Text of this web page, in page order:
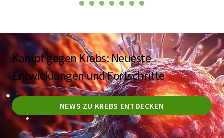
Kampf gegen Krebs: Neueste
Entwicklungen und Fortschritte
NEWS ZU KREBS ENTDECKEN